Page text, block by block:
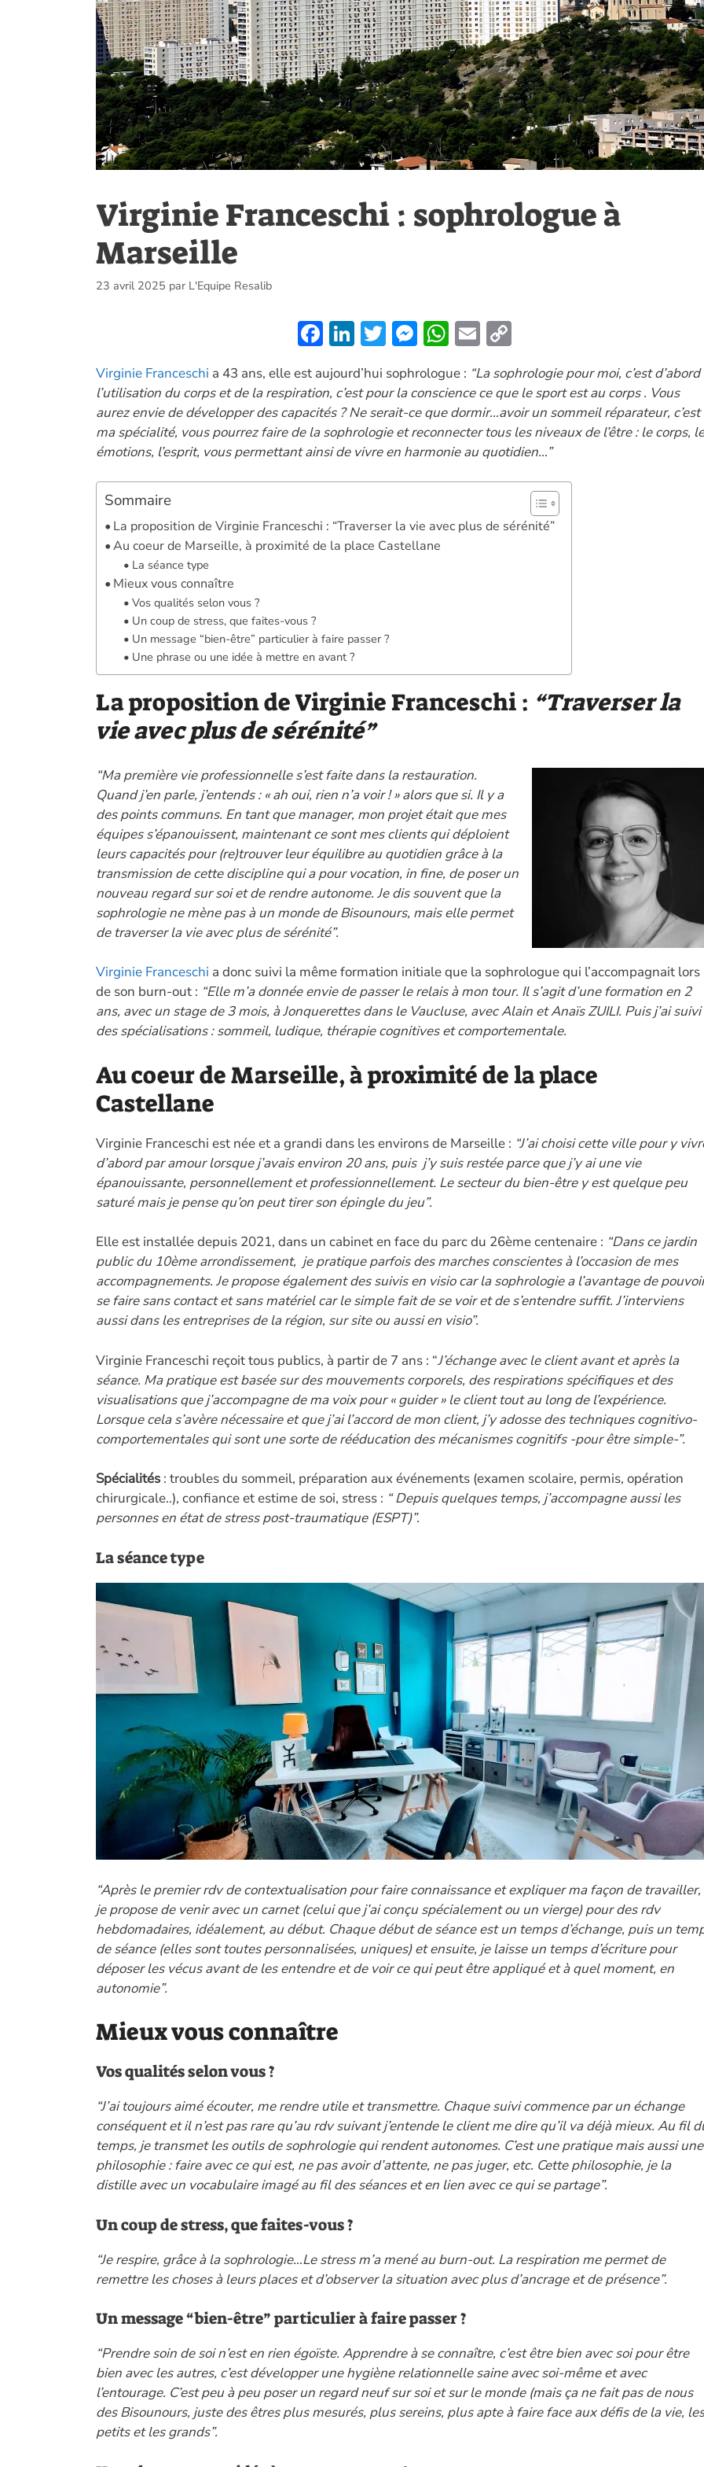
Virginie Franceschi : sophrologue à
Marseille
23 avril 2025 par L'Equipe Resalib
F
e
b
o
o
k
Li
k
e
dI
n
T
itt
er
M
se
n
g
er
W
at
s
A
p
p
E
ai
l
p
y
Li
n
k
Virginie Franceschi a 43 ans, elle est aujourd’hui sophrologue : “La sophrologie pour moi, c’est d’abord
l’utilisation du corps et de la respiration, c’est pour la conscience ce que le sport est au corps . Vous
aurez envie de développer des capacités ? Ne serait-ce que dormir…avoir un sommeil réparateur, c’est
ma spécialité, vous pourrez faire de la sophrologie et reconnecter tous les niveaux de l’être : le corps,
émotions, l’esprit, vous permettant ainsi de vivre en harmonie au quotidien…”
Sommaire
La proposition de Virginie Franceschi : “Traverser la vie avec plus de sérénité”
Au coeur de Marseille, à proximité de la place Castellane
La séance type
Mieux vous connaître
Vos qualités selon vous ?
Un coup de stress, que faites-vous ?
Un message “bien-être” particulier à faire passer ?
Une phrase ou une idée à mettre en avant ?
La proposition de Virginie Franceschi : “Traverser la
vie avec plus de sérénité”
“Ma première vie professionnelle s’est faite dans la restauration.
Quand j’en parle, j’entends : « ah oui, rien n’a voir ! » alors que si. Il y a
des points communs. En tant que manager, mon projet était que mes
équipes s’épanouissent, maintenant ce sont mes clients qui déploient
leurs capacités pour (re)trouver leur équilibre au quotidien grâce à la
transmission de cette discipline qui a pour vocation, in fine, de poser un
nouveau regard sur soi et de rendre autonome. Je dis souvent que la
sophrologie ne mène pas à un monde de Bisounours, mais elle permet
de traverser la vie avec plus de sérénité”.
Virginie Franceschi a donc suivi la même formation initiale que la sophrologue qui l’accompagnait lors
de son burn-out : “Elle m’a donnée envie de passer le relais à mon tour. Il s’agit d’une formation en 2
ans, avec un stage de 3 mois, à Jonquerettes dans le Vaucluse, avec Alain et Anaïs ZUILI. Puis j’ai suivi
des spécialisations : sommeil, ludique, thérapie cognitives et comportementale.
Au coeur de Marseille, à proximité de la place
Castellane
Virginie Franceschi est née et a grandi dans les environs de Marseille : “J’ai choisi cette ville pour y
d’abord par amour lorsque j’avais environ 20 ans, puis j’y suis restée parce que j’y ai une vie
épanouissante, personnellement et professionnellement. Le secteur du bien-être y est quelque peu
saturé mais je pense qu’on peut tirer son épingle du jeu”.
Elle est installée depuis 2021, dans un cabinet en face du parc du 26ème centenaire : “Dans ce jardin
public du 10ème arrondissement, je pratique parfois des marches conscientes à l’occasion de mes
accompagnements. Je propose également des suivis en visio car la sophrologie a l’avantage de
se faire sans contact et sans matériel car le simple fait de se voir et de s’entendre suffit. J’interviens
aussi dans les entreprises de la région, sur site ou aussi en visio”.
Virginie Franceschi reçoit tous publics, à partir de 7 ans : “J’échange avec le client avant et après la
séance. Ma pratique est basée sur des mouvements corporels, des respirations spécifiques et des
visualisations que j’accompagne de ma voix pour « guider » le client tout au long de l’expérience.
Lorsque cela s’avère nécessaire et que j’ai l’accord de mon client, j’y adosse des techniques cognitivo-
comportementales qui sont une sorte de rééducation des mécanismes cognitifs -pour être simple-”.
Spécialités : troubles du sommeil, préparation aux événements (examen scolaire, permis, opération
chirurgicale..), confiance et estime de soi, stress : “ Depuis quelques temps, j’accompagne aussi les
personnes en état de stress post-traumatique (ESPT)”.
La séance type
“Après le premier rdv de contextualisation pour faire connaissance et expliquer ma façon de travailler,
je propose de venir avec un carnet (celui que j’ai conçu spécialement ou un vierge) pour des rdv
hebdomadaires, idéalement, au début. Chaque début de séance est un temps d’échange, puis un
de séance (elles sont toutes personnalisées, uniques) et ensuite, je laisse un temps d’écriture pour
déposer les vécus avant de les entendre et de voir ce qui peut être appliqué et à quel moment, en
autonomie”.
Mieux vous connaître
Vos qualités selon vous ?
“J’ai toujours aimé écouter, me rendre utile et transmettre. Chaque suivi commence par un échange
conséquent et il n’est pas rare qu’au rdv suivant j’entende le client me dire qu’il va déjà mieux. Au fil
temps, je transmet les outils de sophrologie qui rendent autonomes. C’est une pratique mais aussi une
philosophie : faire avec ce qui est, ne pas avoir d’attente, ne pas juger, etc. Cette philosophie, je la
distille avec un vocabulaire imagé au fil des séances et en lien avec ce qui se partage”.
Un coup de stress, que faites-vous ?
“Je respire, grâce à la sophrologie…Le stress m’a mené au burn-out. La respiration me permet de
remettre les choses à leurs places et d’observer la situation avec plus d’ancrage et de présence”.
Un message “bien-être” particulier à faire passer ?
“Prendre soin de soi n’est en rien égoïste. Apprendre à se connaître, c’est être bien avec soi pour être
bien avec les autres, c’est développer une hygiène relationnelle saine avec soi-même et avec
l’entourage. C’est peu à peu poser un regard neuf sur soi et sur le monde (mais ça ne fait pas de nous
des Bisounours, juste des êtres plus mesurés, plus sereins, plus apte à faire face aux défis de la vie, les
petits et les grands”.